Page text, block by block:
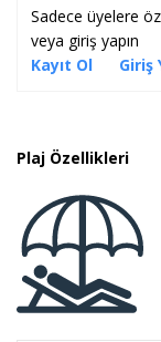
Sadece üyelere
veya giriş yapın
Kayıt Ol
Giriş
Plaj Özellikleri